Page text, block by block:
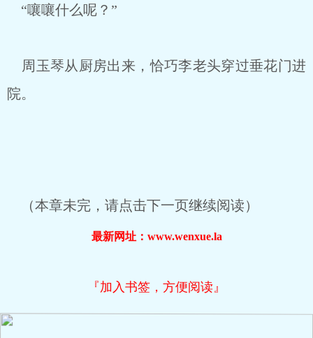
“嚷嚷什么呢？”
周玉琴从厨房出来，恰巧李老头穿过垂花门进
院。
（本章未完，请点击下一页继续阅读）
最新网址：www.wenxue.la
『加入书签，方便阅读』